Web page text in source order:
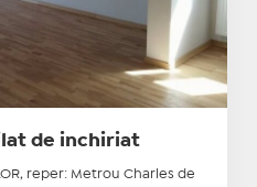
de inchiriat
reper: Metrou Charles de